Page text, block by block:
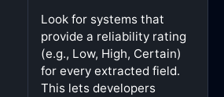
Look for systems that
provide a reliability rating
(e.g., Low, High, Certain)
for every extracted field.
This lets developers